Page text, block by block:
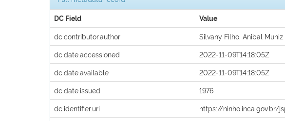
DC Field Value
dc.contributor.author Silvany Filho, Anibal Muniz
dc.date.accessioned
2022-11-09T14:18:05Z
dc.date.available
2022-11-09T14:18:05Z
dc.date.issued
1976
dc.identifier.uri
https://ninho.inca.gov.br/